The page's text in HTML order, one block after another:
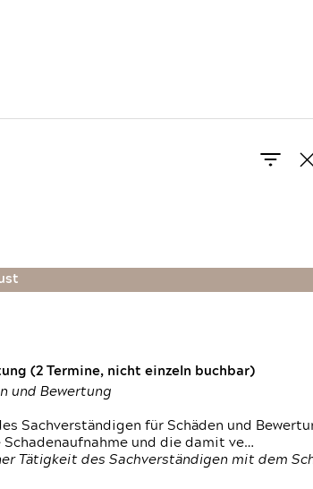
(2 Termine, nicht einzeln buchbar)
und Bewertung
Sachverständigen für Schäden und
und die damit ve…
Tätigkeit des Sachverständigen mit dem